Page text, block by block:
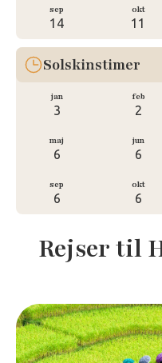
sep
14
okt
11
Solskinstimer
jan
3
feb
2
maj
6
jun
6
sep
6
okt
6
Rejser til